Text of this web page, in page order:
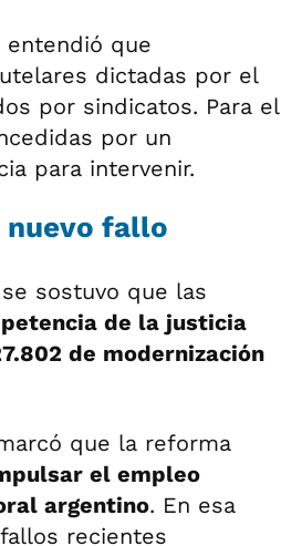
entendió que
dictadas por el
por sindicatos. Para el
por un
para intervenir.
nuevo fallo
sostuvo que las
de la justicia
de modernización
que la reforma
el empleo
argentino. En esa
recientes